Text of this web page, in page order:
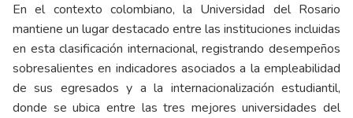
En el contexto colombiano, la Universidad del Rosario
mantiene un lugar destacado entre las instituciones incluidas
en esta clasificación internacional, registrando desempeños
sobresalientes en indicadores asociados a la empleabilidad
de sus egresados y a la internacionalización estudiantil,
donde se ubica entre las tres mejores universidades del